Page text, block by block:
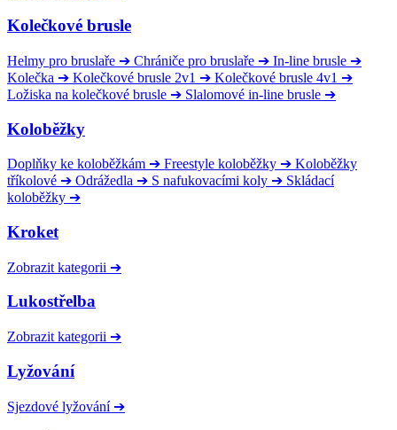
Kolečkové brusle
Helmy pro bruslaře ➔ Chrániče pro bruslaře ➔ In-line brusle ➔
Kolečka ➔ Kolečkové brusle 2v1 ➔ Kolečkové brusle 4v1 ➔
Ložiska na kolečkové brusle ➔ Slalomové in-line brusle ➔
Koloběžky
Doplňky ke koloběžkám ➔ Freestyle koloběžky ➔ Koloběžky
tříkolové ➔ Odrážedla ➔ S nafukovacími koly ➔ Skládací
koloběžky ➔
Kroket
Zobrazit kategorii ➔
Lukostřelba
Zobrazit kategorii ➔
Lyžování
Sjezdové lyžování ➔